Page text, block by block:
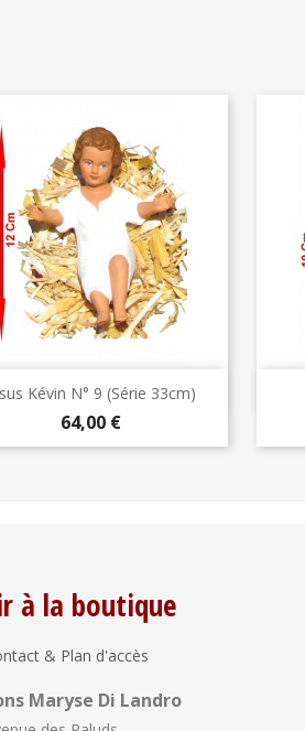
Kévin N° 9 (série 33cm)
Prix
64,00 €
Aperçu rapide
à la boutique
& Plan d'accès
Maryse Di Landro